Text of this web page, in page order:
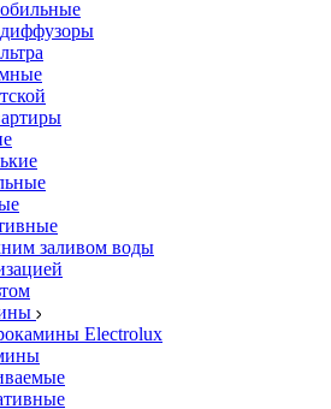
заливом воды
Electrolux